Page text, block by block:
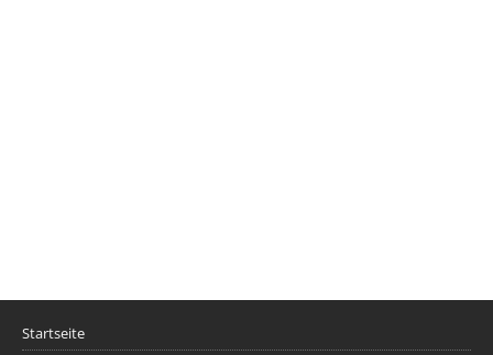
Startseite